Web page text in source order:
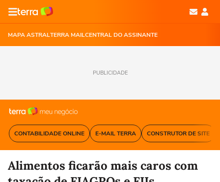
MAPA ASTRALTERRA MAILCENTRAL DO ASSINANTE
PUBLICIDADE
CONTABILIDADE ONLINE E-MAIL TERRA CONSTRUTOR DE SITE
Alimentos ficarão mais caros com